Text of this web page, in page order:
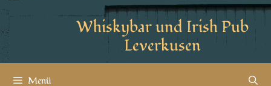
Whiskybar und Irish Pub
Leverkusen
Menü